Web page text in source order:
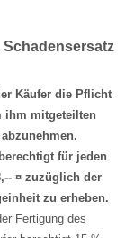
Käufer die Pflicht
ihm mitgeteilten
für jeden
¤ zuzüglich der
zu erheben.
Fertigung des